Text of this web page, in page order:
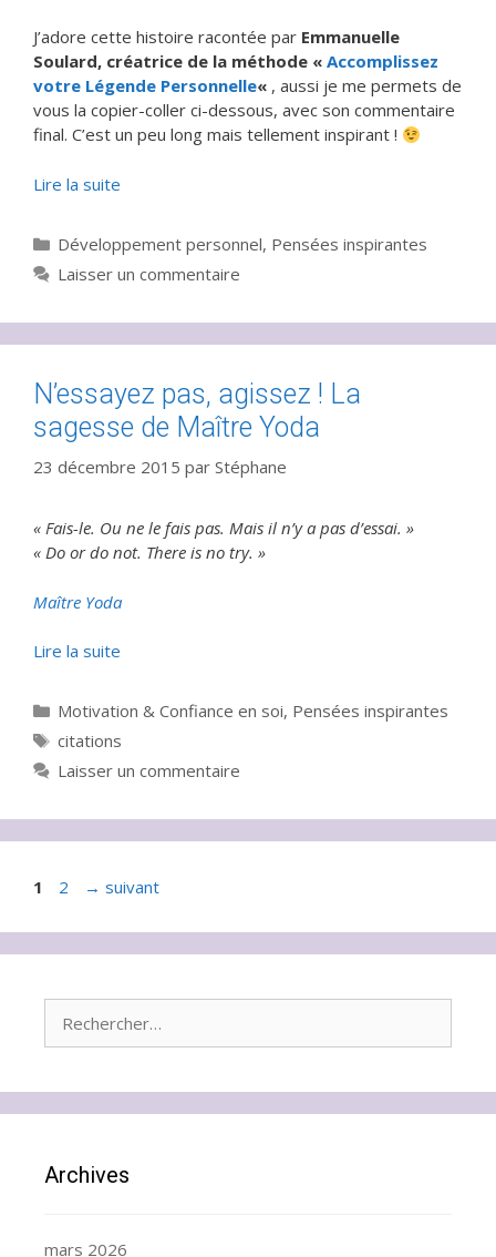
J’adore cette histoire racontée par Emmanuelle
Soulard, créatrice de la méthode « Accomplissez
votre Légende Personnelle« , aussi je me permets de
vous la copier-coller ci-dessous, avec son commentaire
final. C’est un peu long mais tellement inspirant !
Lire la suite
Catégories
Développement personnel, Pensées inspirantes
Laisser un commentaire
N’essayez pas, agissez ! La
sagesse de Maître Yoda
23 décembre 2015 par Stéphane
« Fais-le. Ou ne le fais pas. Mais il n’y a pas d’essai. »
« Do or do not. There is no try. »
Maître Yoda
Lire la suite
Catégories
Motivation & Confiance en soi, Pensées inspirantes
Étiquettes
citations
Laisser un commentaire
Page
1 Page
2 → suivant
Archives
mars 2026